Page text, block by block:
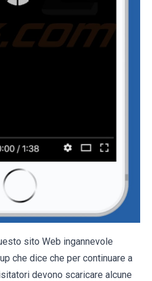
sito Web ingannevole
che dice che per continuare a
devono scaricare alcune